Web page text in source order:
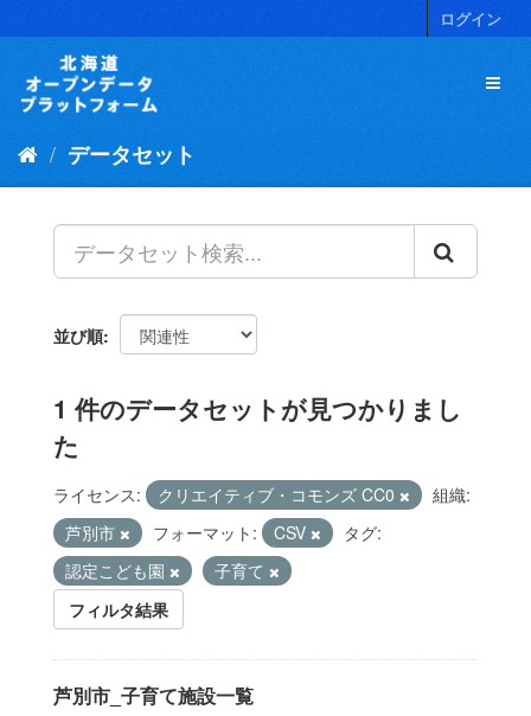
キ
ログイン
データセット
並び順
1 件のデータセットが見つかりまし
た
ライセンス: クリエイティブ・コモンズ CC0
組織:
芦別市
フォーマット: CSV
タグ:
認定こども園
子育て
フィルタ結果
芦別市_子育て施設一覧